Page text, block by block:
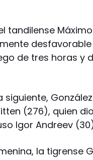
tandilense
de tres horas y
siguiente,
(276), quien
Igor Andreev
la tigrense